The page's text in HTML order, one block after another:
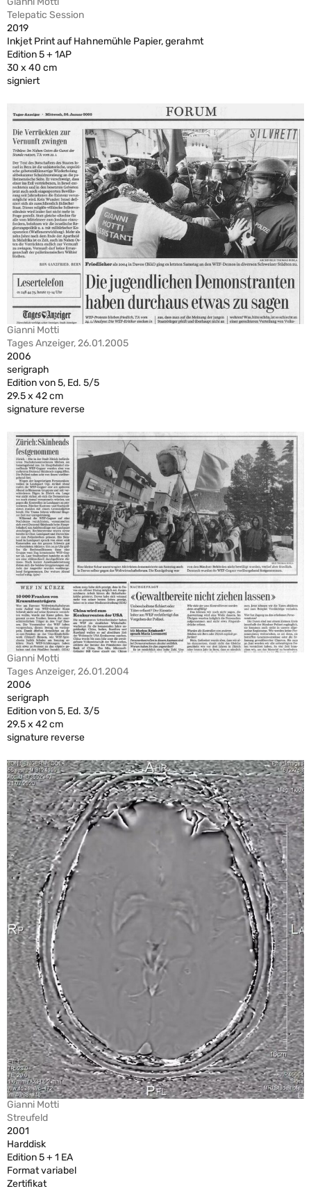
Telepatic Session
2019
Inkjet Print auf Hahnemühle Papier, gerahmt
Edition 5 + 1AP
30 x 40 cm
signiert
Gianni Motti
Tages Anzeiger, 26.01.2005
2006
serigraph
Edition von 5, Ed. 5/5
29.5 x 42 cm
signature reverse
Gianni Motti
Tages Anzeiger, 26.01.2004
2006
serigraph
Edition von 5, Ed. 3/5
29.5 x 42 cm
signature reverse
Gianni Motti
Streufeld
2001
Harddisk
Edition 5 + 1 EA
Format variabel
Zertifikat